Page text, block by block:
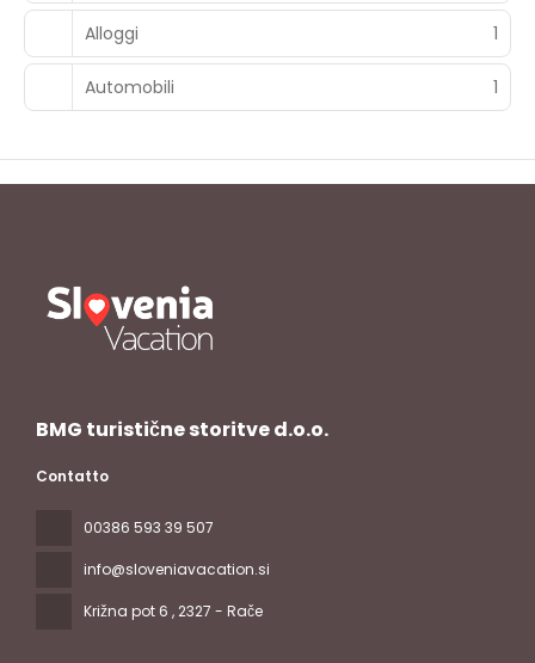
Alloggi 1
Automobili 1
BMG turistične storitve d.o.o.
Contatto
00386 593 39 507
info@sloveniavacation.si
Križna pot 6 , 2327 - Rače